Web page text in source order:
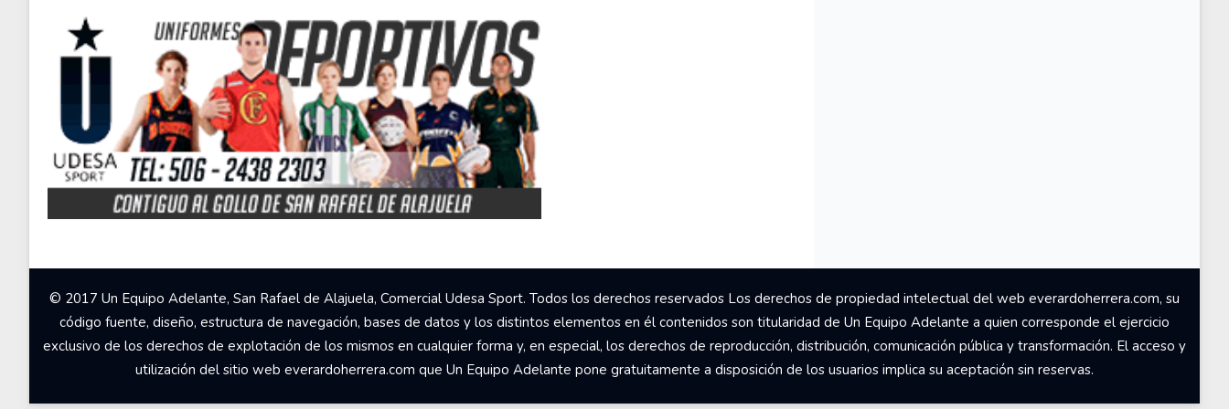
© 2017 Un Equipo Adelante, San Rafael de Alajuela, Comercial Udesa Sport. Todos los derechos reservados Los derechos de propiedad intelectual del web everardoherrera.com, su
código fuente, diseño, estructura de navegación, bases de datos y los distintos elementos en él contenidos son titularidad de Un Equipo Adelante a quien corresponde el ejercicio
exclusivo de los derechos de explotación de los mismos en cualquier forma y, en especial, los derechos de reproducción, distribución, comunicación pública y transformación. El acceso y
utilización del sitio web everardoherrera.com que Un Equipo Adelante pone gratuitamente a disposición de los usuarios implica su aceptación sin reservas.